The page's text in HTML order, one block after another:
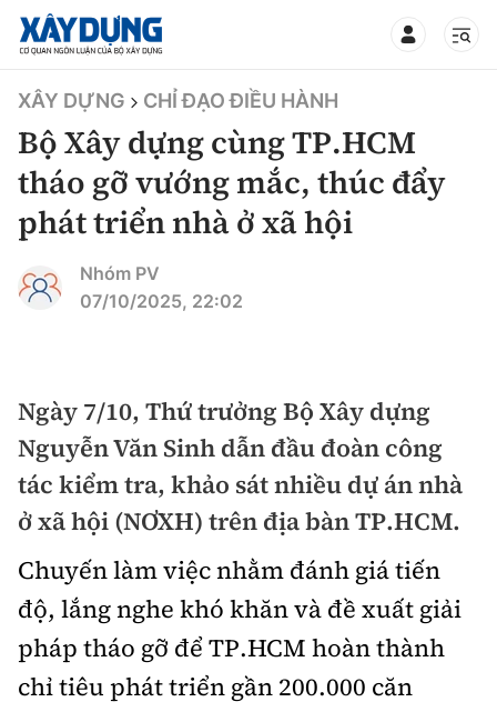
TIN BỘ XÂY DỰNG
CHUYÊN MỤC
Mới nhất
Chính trị
Xã hội
Chuyện dọc đường
Cải chính
Xây dựng
Chỉ đạo điều hành
Quy hoạch kiến trúc
Vật liệu xây dựng
Giám định chất lượng
Quản lý đô thị
Giao thông
Quản lý
Đường bộ
Hàng không
Đường sắt
Kinh tế
Thị trường
Tài chính
Pháp luật
Thanh tra
An toàn giao thông
XÂY DỰNG CHỈ ĐẠO ĐIỀU HÀNH
Bộ Xây dựng cùng TP.HCM
tháo gỡ vướng mắc, thúc đẩy
phát triển nhà ở xã hội
Nhóm PV
07/10/2025, 22:02
Ngày 7/10, Thứ trưởng Bộ Xây dựng
Nguyễn Văn Sinh dẫn đầu đoàn công
tác kiểm tra, khảo sát nhiều dự án nhà
ở xã hội (NƠXH) trên địa bàn TP.HCM.
Chuyến làm việc nhằm đánh giá tiến
độ, lắng nghe khó khăn và đề xuất giải
pháp tháo gỡ để TP.HCM hoàn thành
chỉ tiêu phát triển gần 200.000 căn